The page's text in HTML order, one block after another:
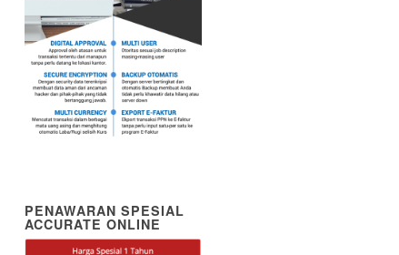
PENAWARAN SPESIAL
ACCURATE ONLINE